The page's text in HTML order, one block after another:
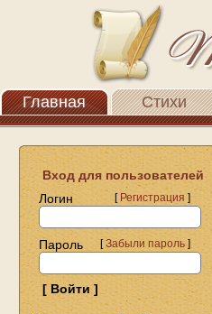
Главная Стихи
Вход для пользователей
Логин
[Регистрация]
Пароль [Забыли пароль]